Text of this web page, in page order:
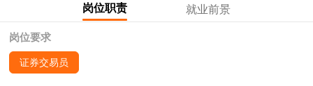
岗位职责 就业前景
岗位要求
证券交易员